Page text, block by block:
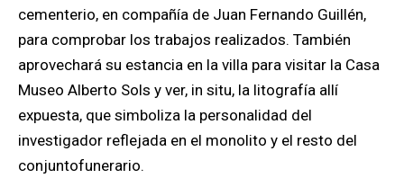
cementerio, en compañía de Juan Fernando Guillén,
para comprobar los trabajos realizados. También
aprovechará su estancia en la villa para visitar la Casa
Museo Alberto Sols y ver, in situ, la litografía allí
expuesta, que simboliza la personalidad del
investigador reflejada en el monolito y el resto del
conjuntofunerario.